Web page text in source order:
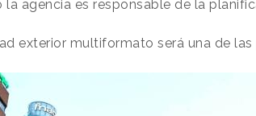
la agencia es responsable de la
exterior multiformato será una de